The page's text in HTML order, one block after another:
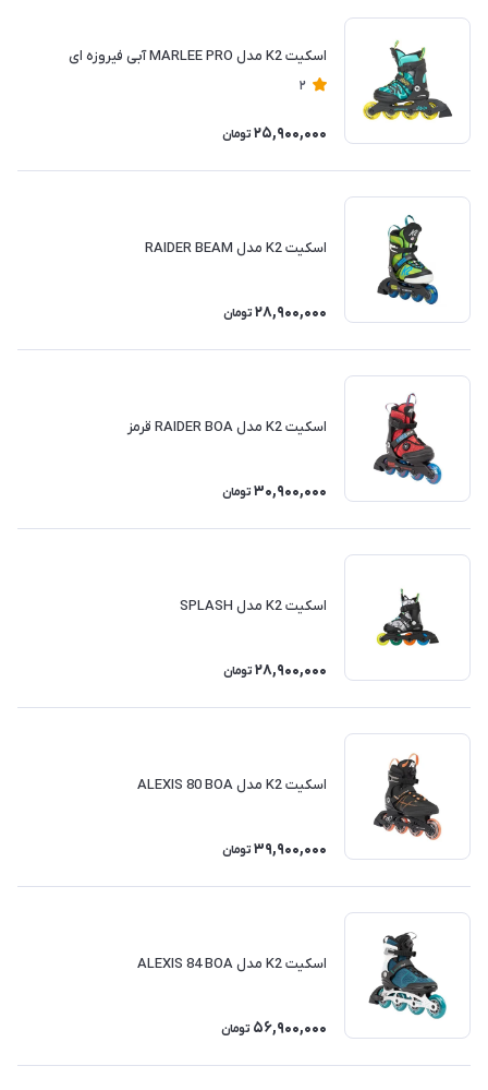
اسکیت K2 مدل MARLEE PRO آبی فیروزه ای
2
25,900,000 تومان
اسکیت K2 مدل RAIDER BEAM
28,900,000 تومان
اسکیت K2 مدل RAIDER BOA قرمز
30,900,000 تومان
اسکیت K2 مدل SPLASH
28,900,000 تومان
اسکیت K2 مدل ALEXIS 80 BOA
39,900,000 تومان
اسکیت K2 مدل ALEXIS 84 BOA
56,900,000 تومان